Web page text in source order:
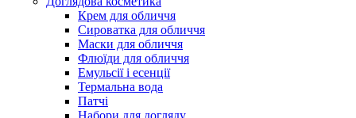
Крем для обличчя
Сироватка для обличчя
Маски для обличчя
Флюїди для обличчя
Емульсії і есенції
Термальна вода
Патчі
Набори для догляду